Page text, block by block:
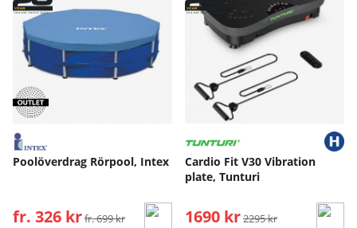
Poolöverdrag Rörpool, Intex
fr. 326 kr Ordinarie pris:
fr. 699 kr
Cardio Fit V30 Vibration
plate, Tunturi
1690 kr Ordinarie pris:
2295 kr